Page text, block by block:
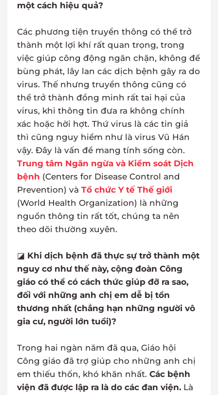
một cách hiệu quả?
Các phương tiện truyền thông có thể trở
thành một lợi khí rất quan trọng, trong
việc giúp công động ngăn chặn, không để
bùng phát, lây lan các dịch bệnh gây ra do
virus. Thế nhưng truyền thông cũng có
thể trở thành đồng minh rất tai hại của
virus, khi thông tin đưa ra không chính
xác hoặc hời hợt. Thứ virus là các tin giả
thì cũng nguy hiểm như là virus Vũ Hán
vậy. Đây là vấn đề mang tính sống còn.
Trung tâm Ngăn ngừa và Kiểm soát Dịch
bệnh (Centers for Disease Control and
Prevention) và Tổ chức Y tế Thế giới
(World Health Organization) là những
nguồn thông tin rất tốt, chúng ta nên
theo dõi thường xuyên.
◪ Khi dịch bệnh đã thực sự trở thành một
nguy cơ như thế này, cộng đoàn Công
giáo có thể có cách thức giúp đỡ ra sao,
đối với những anh chị em dễ bị tổn
thương nhất (chẳng hạn những người vô
gia cư, người lớn tuổi)?
Trong hai ngàn năm đã qua, Giáo hội
Công giáo đã trợ giúp cho những anh chị
em thiếu thốn, khó khăn nhất. Các bệnh
viện đã được lập ra là do các đan viện. Là